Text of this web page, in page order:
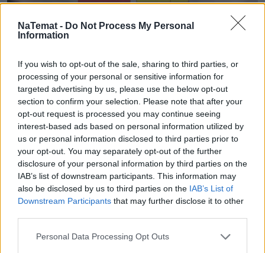
NaTemat - Do Not Process My Personal
Information
If you wish to opt-out of the sale, sharing to third parties, or
processing of your personal or sensitive information for
targeted advertising by us, please use the below opt-out
section to confirm your selection. Please note that after your
opt-out request is processed you may continue seeing
interest-based ads based on personal information utilized by
us or personal information disclosed to third parties prior to
your opt-out. You may separately opt-out of the further
disclosure of your personal information by third parties on the
IAB’s list of downstream participants. This information may
also be disclosed by us to third parties on the IAB’s List of
Downstream Participants that may further disclose it to other
Personal Data Processing Opt Outs
Cena promocyjna dotyczy opakowania 500g, a nie kilograma